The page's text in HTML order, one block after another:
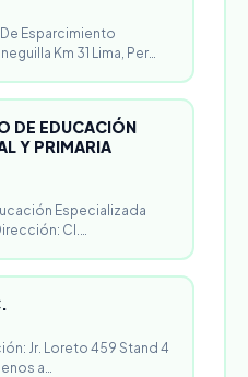
Esparcimiento
Km 31 Lima, Per…
DE EDUCACIÓN
Y PRIMARIA
Especializada
Cl.…
Jr. Loreto 459 Stand 4
a…